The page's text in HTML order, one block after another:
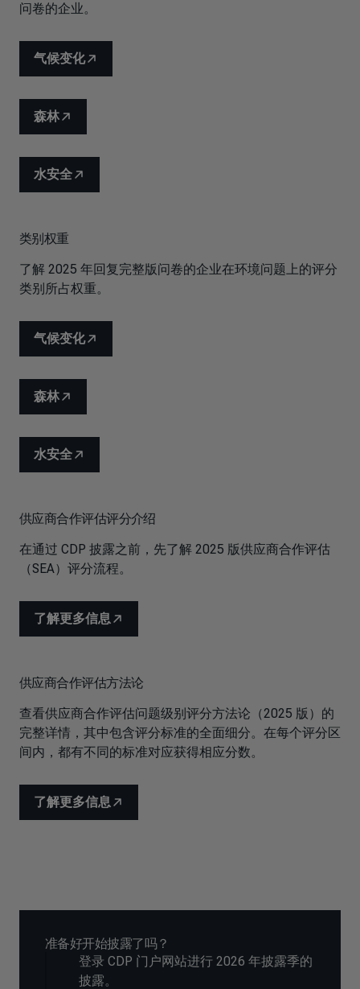
问卷的企业。
气候变化
森林
水安全
类别权重
了解 2025 年回复完整版问卷的企业在环境问题上的评分
类别所占权重。
气候变化
森林
水安全
供应商合作评估评分介绍
在通过 CDP 披露之前，先了解 2025 版供应商合作评估
（SEA）评分流程。
了解更多信息
供应商合作评估方法论
查看供应商合作评估问题级别评分方法论（2025 版）的
完整详情，其中包含评分标准的全面细分。在每个评分区
间内，都有不同的标准对应获得相应分数。
了解更多信息
准备好开始披露了吗？
登录 CDP 门户网站进行 2026 年披露季的
披露。